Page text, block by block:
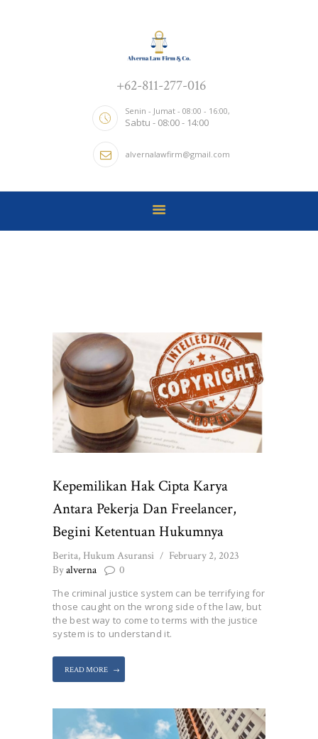
+62-811-277-016
Senin - Jumat - 08:00 - 16:00,
Sabtu - 08:00 - 14:00
alvernalawfirm@gmail.com
ALVERNA LAW FIRM & CO.
Kantor Hukum
TENTANG KAMI
HOME
NEWS UPDATE
CONTACTS
Kepemilikan Hak Cipta Karya
Antara Pekerja Dan Freelancer,
Begini Ketentuan Hukumnya
Berita, Hukum Asuransi
February 2, 2023
Byalverna 0
The criminal justice system can be terrifying for
those caught on the wrong side of the law, but
the best way to come to terms with the justice
system is to understand it.
READ MORE